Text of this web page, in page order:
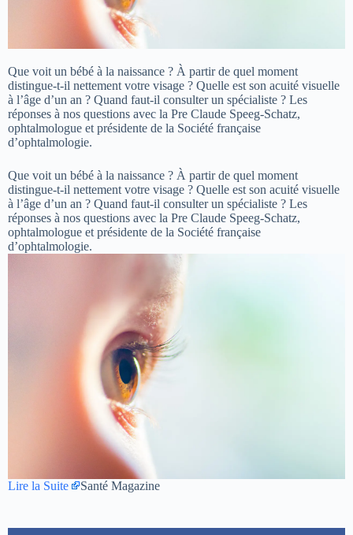
Que voit un bébé à la naissance ? À partir de quel moment
distingue-t-il nettement votre visage ? Quelle est son acuité visuelle
à l’âge d’un an ? Quand faut-il consulter un spécialiste ? Les
réponses à nos questions avec la Pre Claude Speeg-Schatz,
ophtalmologue et présidente de la Société française
d’ophtalmologie.
Que voit un bébé à la naissance ? À partir de quel moment
distingue-t-il nettement votre visage ? Quelle est son acuité visuelle
à l’âge d’un an ? Quand faut-il consulter un spécialiste ? Les
réponses à nos questions avec la Pre Claude Speeg-Schatz,
ophtalmologue et présidente de la Société française
d’ophtalmologie.
Lire la Suite Santé Magazine